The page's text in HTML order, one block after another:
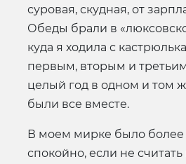
суровая, скудная, от
Обеды брали в
куда я ходила с
первым, вторым и
целый год в одном и том
были все вместе.
В моем мирке было
спокойно, если не